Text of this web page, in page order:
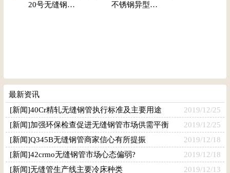
20号无缝钢… 不锈钢异型…
最新资讯
[新闻]40Cr精轧无缝钢管执行标准及主要用途
2019/12/25
[新闻]加强环保检查促进无缝钢管市场供需平衡
2019/12/25
[新闻]Q345B无缝钢管商家信心有所提振
2019/12/18
[新闻]42crmo无缝钢管市场心态偏弱?
2019/12/18
[新闻]无缝管生产线主要冷床种类
2019/12/13